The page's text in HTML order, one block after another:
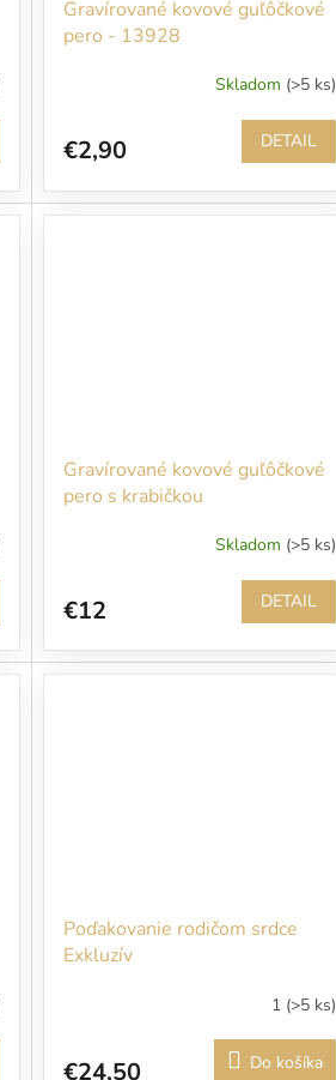
Gravírované kovové guľôčkové
pero - 13928
Skladom (>5 ks)
€2,90 DETAIL
Gravírované kovové guľôčkové
pero s krabičkou
Skladom (>5 ks)
€12 DETAIL
Poďakovanie rodičom srdce
Exkluzív
1 (>5 ks)
€24,50 Do košíka